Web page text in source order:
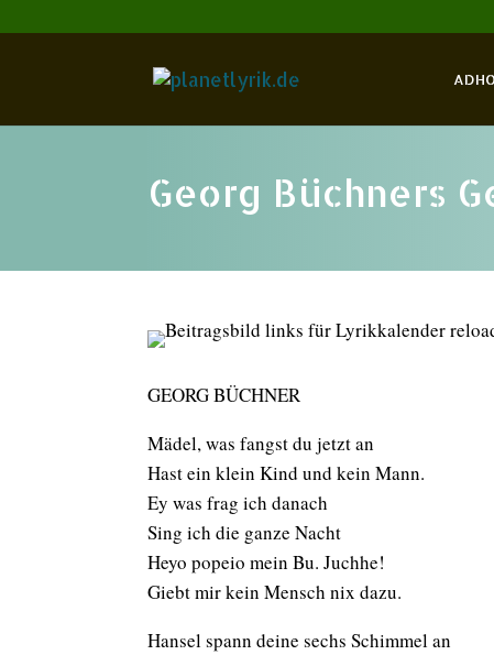
Georg Büchners
GEORG BÜCHNER
Mädel, was fangst du jetzt an
Hast ein klein Kind und kein Mann.
Ey was frag ich danach
Sing ich die ganze Nacht
Heyo popeio mein Bu. Juchhe!
Giebt mir kein Mensch nix dazu.
Hansel spann deine sechs Schimmel an